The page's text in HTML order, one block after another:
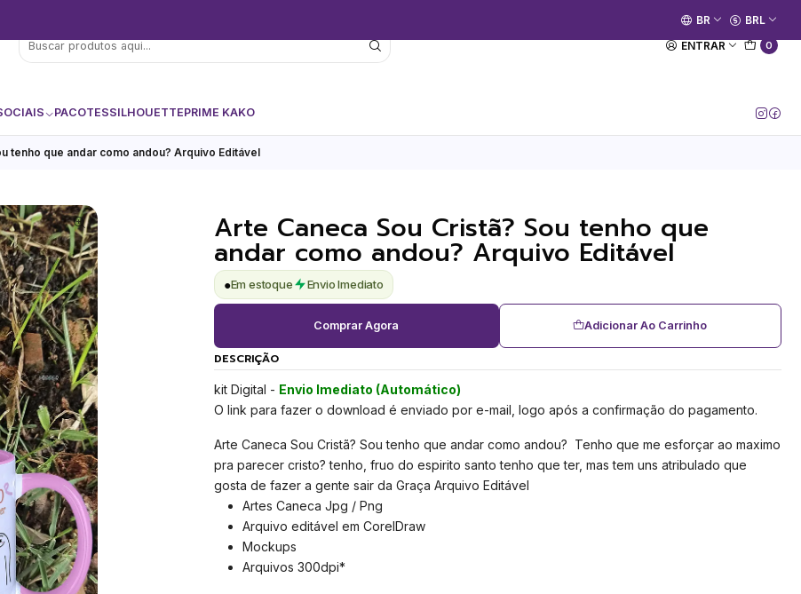
ENTRAR 0
PACOTESSILHOUETTEPRIME KAKO
[Entrar no Canal]
BR BRL
tenho que andar como andou? Arquivo Editável
Arte Caneca Sou Cristã? Sou tenho que
andar como andou? Arquivo Editável
●Em estoque Envio Imediato
Adicionar Ao Carrinho
Comprar Agora
DESCRIÇÃO
kit Digital - Envio Imediato (Automático)
O link para fazer o download é enviado por e-mail, logo após a confirmação do pagamento.
Arte Caneca Sou Cristã? Sou tenho que andar como andou? Tenho que me esforçar ao maximo
pra parecer cristo? tenho, fruo do espirito santo tenho que ter, mas tem uns atribulado que
gosta de fazer a gente sair da Graça Arquivo Editável
Artes Caneca Jpg / Png
Arquivo editável em CorelDraw
Mockups
Arquivos 300dpi*